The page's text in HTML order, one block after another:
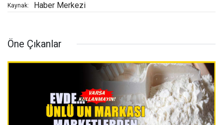
Kaynak: Haber Merkezi
Öne Çıkanlar